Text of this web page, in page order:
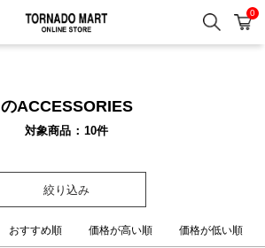
検索 カ
0
のACCESSORIES
対象商品 10件
絞り込み
おすすめ順 価格が高い順 価格が低い順